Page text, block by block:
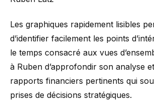
Les graphiques rapidement lisibles
d’identifier facilement les points
le temps consacré aux vues
à Ruben d’approfondir son analyse
rapports financiers pertinents qui
prises de décisions stratégiques.